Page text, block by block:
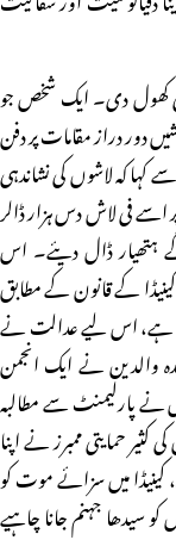
کھول دی۔ ایک شخص جو
دور دراز مقامات پر دفن
کہا کہ لاشوں کی نشاندہی
فی لاش دس ہزار ڈالر
ڈال دیئے۔ اس
کے قانون کے مطابق
ہے، اس لیے عدالت نے
والدین نے ایک انجمن
نے پارلیمنٹ سے مطالبہ
حمایتی ممبرز نے اپنا
کینیڈا میں سزائے موت کو
سیدھا جہنم جانا چاہیے